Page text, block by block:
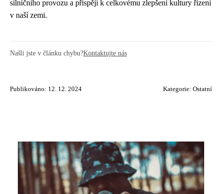
silničního provozu a přispějí k celkovému zlepšení kultury řízení
v naší zemi.
Našli jste v článku chybu?Kontaktujte nás
Publikováno: 12. 12. 2024 Kategorie: Ostatní